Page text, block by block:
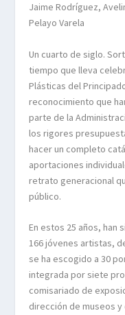
Jaime Rodríguez,
Pelayo Varela
Un cuarto de siglo.
tiempo que lleva
Plásticas del
reconocimiento que
parte de la
los rigores
hacer un completo
aportaciones
retrato generacional
público.
En estos 25 años, han
166 jóvenes artistas,
se ha escogido a 30
integrada por siete
comisariado de
dirección de museos